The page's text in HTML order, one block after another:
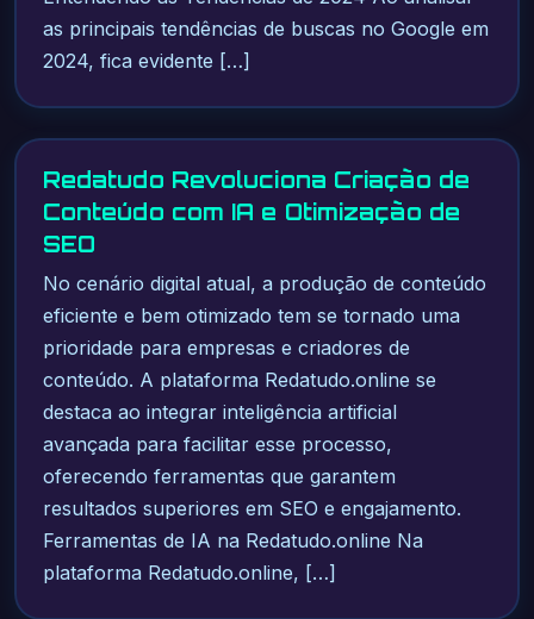
as principais tendências de buscas no Google em
2024, fica evidente […]
Redatudo Revoluciona Criação de
Conteúdo com IA e Otimização de
SEO
No cenário digital atual, a produção de conteúdo
eficiente e bem otimizado tem se tornado uma
prioridade para empresas e criadores de
conteúdo. A plataforma Redatudo.online se
destaca ao integrar inteligência artificial
avançada para facilitar esse processo,
oferecendo ferramentas que garantem
resultados superiores em SEO e engajamento.
Ferramentas de IA na Redatudo.online Na
plataforma Redatudo.online, […]